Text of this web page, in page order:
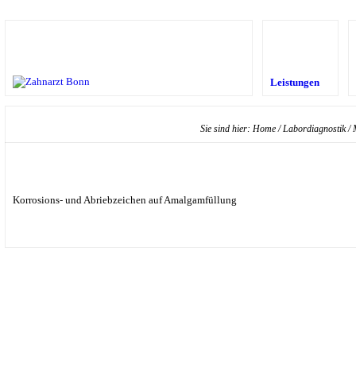
Leistungen
Sie sind hier: Home/Labordiagnostik/
Korrosions- und Abriebzeichen auf Amalgamfüllung